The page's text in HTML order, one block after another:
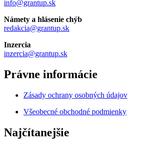
info@grantup.sk
Námety a hlásenie chýb
redakcia@grantup.sk
Inzercia
inzercia@grantup.sk
Právne informácie
Zásady ochrany osobných údajov
Všeobecné obchodné podmienky
Najčítanejšie